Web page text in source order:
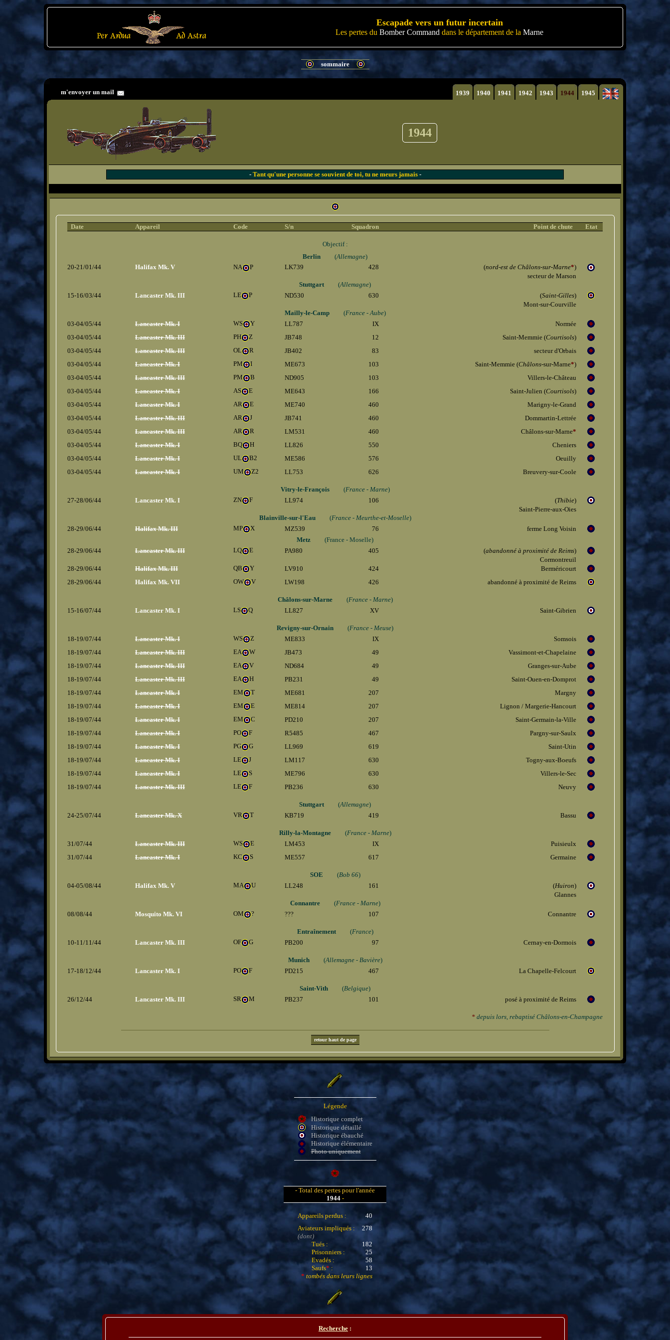
Escapade vers un futur incertain
Les pertes du Bomber Command dans le département de la Marne
sommaire
m'envoyer un mail 1939 1940 1941 1942 1943 1944 1945
1944
- Tant qu'une personne se souvient de toi, tu ne meurs jamais-
Date Appareil Code S/n Squadron Point de chute Etat
Objectif :
Berlin
(Allemagne)
20-21/01/44
Halifax Mk. V NA P LK739 428 (nord-est de Châlons-sur-Marne*)
secteur de Marson
Stuttgart
(Allemagne)
15-16/03/44
Lancaster Mk. III LE P ND530 630 (Saint-Gilles)
Mont-sur-Courville
Mailly-le-Camp
(France - Aube)
03-04/05/44
Lancaster Mk. I WS Y LL787 IX
Normée
03-04/05/44
Lancaster Mk. III PH Z JB748 12 Saint-Memmie (Courtisols)
03-04/05/44
Lancaster Mk. III OL R JB402 83
secteur d'Orbais
03-04/05/44
Lancaster Mk. I PM I ME673 103 Saint-Memmie (Châlons-sur-Marne*)
03-04/05/44
Lancaster Mk. III PM B ND905 103
Villers-le-Château
03-04/05/44
Lancaster Mk. I AS E ME643 166 Saint-Julien (Courtisols)
03-04/05/44
Lancaster Mk. I AR E ME740 460
Marigny-le-Grand
03-04/05/44
Lancaster Mk. III AR J JB741 460
Dommartin-Lettrée
03-04/05/44
Lancaster Mk. III AR R LM531 460 Châlons-sur-Marne*
03-04/05/44
Lancaster Mk. I BQ H LL826 550
Cheniers
03-04/05/44
Lancaster Mk. I UL B2 ME586 576
Oeuilly
03-04/05/44
Lancaster Mk. I UM Z2 LL753 626 Breuvery-sur-Coole
Vitry-le-François (France - Marne)
27-28/06/44
Lancaster Mk. I ZN F LL974 106 (Thibie)
Saint-Pierre-aux-Oies
Blainville-sur-l'Eau
(France - Meurthe-et-Moselle)
28-29/06/44
Halifax Mk. III MP X MZ539 76
ferme Long Voisin
Metz
(France - Moselle)
28-29/06/44
Lancaster Mk. III LQ E PA980 405 (abandonné à proximité de Reims)
Cormontreuil
28-29/06/44
Halifax Mk. III QB Y LV910 424
Berméricourt
28-29/06/44
Halifax Mk. VII OW V LW198 426 abandonné à proximité de Reims
Châlons-sur-Marne (France - Marne)
15-16/07/44
Lancaster Mk. I LS Q LL827 XV Saint-Gibrien
Revigny-sur-Ornain (France - Meuse)
18-19/07/44
Lancaster Mk. I WS Z ME833 IX
Somsois
18-19/07/44
Lancaster Mk. III EA W JB473 49
Vassimont-et-Chapelaine
18-19/07/44
Lancaster Mk. III EA V ND684 49
Granges-sur-Aube
18-19/07/44
Lancaster Mk. III EA H PB231 49
Saint-Ouen-en-Domprot
18-19/07/44
Lancaster Mk. I EM T ME681 207
Margny
18-19/07/44
Lancaster Mk. I EM E ME814 207
Lignon / Margerie-Hancourt
18-19/07/44
Lancaster Mk. I EM C PD210 207
Saint-Germain-la-Ville
18-19/07/44
Lancaster Mk. I PO F R5485 467
Pargny-sur-Saulx
18-19/07/44
Lancaster Mk. I PG G LL969 619
Saint-Utin
18-19/07/44
Lancaster Mk. I LE J LM117 630
Togny-aux-Boeufs
18-19/07/44
Lancaster Mk. I LE S ME796 630
Villers-le-Sec
18-19/07/44
Lancaster Mk. III LE F PB236 630 Neuvy
Stuttgart (Allemagne)
24-25/07/44
Lancaster Mk. X VR T KB719 419 Bassu
Rilly-la-Montagne (France - Marne)
31/07/44
Lancaster Mk. III WS E LM453 IX
Puisieulx
31/07/44
Lancaster Mk. I KC S ME557 617 Germaine
SOE (Bob 66)
04-05/08/44
Halifax Mk. V MA U LL248 161 (Huiron)
Glannes
Connantre
(France - Marne)
08/08/44
Mosquito Mk. VI OM ? ??? 107 Connantre
Entraînement (France)
10-11/11/44
Lancaster Mk. III OF G PB200 97 Cernay-en-Dormois
Munich (Allemagne - Bavière)
17-18/12/44
Lancaster Mk. I PO F PD215 467 La Chapelle-Felcourt
Saint-Vith (Belgique)
26/12/44
Lancaster Mk. III SR M PB237 101 posé à proximité de Reims
* depuis lors, rebaptisé Châlons-en-Champagne
retour haut de page
Légende
Historique complet
Historique détaillé
Historique ébauché
Historique élémentaire
Photo uniquement
- Total des pertes pour l'année
1944-
Appareils perdus :
40
Aviateurs impliqués :
278
(dont)
Tués :
182
Prisonniers :
25
Evadés :
58
Saufs* :
13
* tombés dans leurs lignes
Recherche :